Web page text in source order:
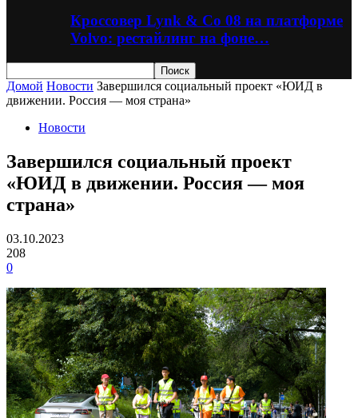
Кроссовер Lynk & Co 08 на платформе
Volvo: рестайлинг на фоне…
Домой Новости Завершился социальный проект «ЮИД в
движении. Россия — моя страна»
Новости
Завершился социальный проект
«ЮИД в движении. Россия — моя
страна»
03.10.2023
208
0